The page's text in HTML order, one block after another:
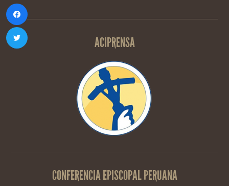
ACIPRENSA
CONFERENCIA EPISCOPAL PERUANA